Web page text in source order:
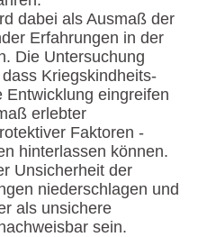
dabei als Ausmaß der
Erfahrungen in der
Die Untersuchung
Kriegskindheits-
Entwicklung eingreifen
erlebter
Faktoren -
hinterlassen können.
Unsicherheit der
niederschlagen und
als unsichere
sein.